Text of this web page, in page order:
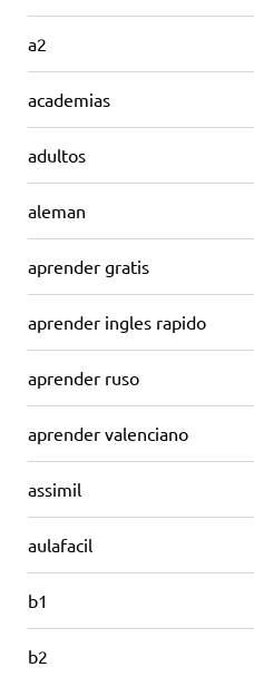
a2
academias
adultos
aleman
aprender gratis
aprender ingles rapido
aprender ruso
aprender valenciano
assimil
aulafacil
b1
b2